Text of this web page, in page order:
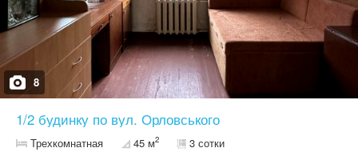
8
1/2 будинку по вул. Орловського
Трехкомнатная 45 м2 3 сотки